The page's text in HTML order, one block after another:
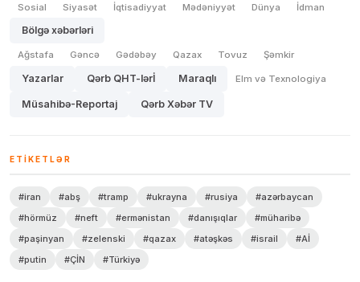
Sosial Siyasət İqtisadiyyat Mədəniyyət Dünya İdman
Bölgə xəbərləri
Ağstafa Gəncə Gədəbəy Qazax Tovuz Şəmkir
Yazarlar Qərb QHT-lərİ Maraqlı Elm və Texnologiya
Müsahibə-Reportaj Qərb Xəbər TV
ETIKETLƏR
#iran #abş #tramp #ukrayna #rusiya
#azərbaycan
#hörmüz
#neft #ermənistan #danışıqlar
#müharibə
#paşinyan
#zelenski #qazax #atəşkəs #israil
#Aİ
#putin
#ÇİN #Türkiyə